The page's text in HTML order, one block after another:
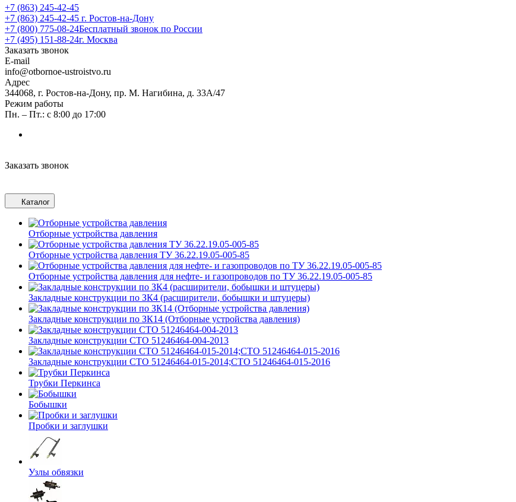
+7 (863) 245-42-45
+7 (863) 245-42-45 г. Ростов-на-Дону
+7 (800) 775-08-24Бесплатный звонок по России
+7 (495) 151-88-24г. Москва
Заказать звонок
E-mail
info@otbornoe-ustroistvo.ru
Адрес
344068, г. Ростов-на-Дону, пр. М. Нагибина, д. 33А/47
Режим работы
Пн. – Пт.: с 8:00 до 17:00
Заказать звонок
Каталог
Отборные устройства давления
Отборные устройства давления ТУ 36.22.19.05-005-85
Отборные устройства давления для нефте- и газопроводов по ТУ 36.22.19.05-005-85
Закладные конструкции по ЗК4 (расширители, бобышки и штуцеры)
Закладные конструкции по ЗК14 (Отборные устройства давления)
Закладные конструкции СТО 51246464-004-2013
Закладные конструкции СТО 51246464-015-2014;СТО 51246464-015-2016
Трубки Перкинса
Бобышки
Пробки и заглушки
Узлы обвязки